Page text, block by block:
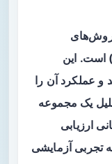
روش‌های
محاسباتی (method development) است. این
و عملکرد آن را
یک مجموعه
ارزیابی
تجربی آزمایشی